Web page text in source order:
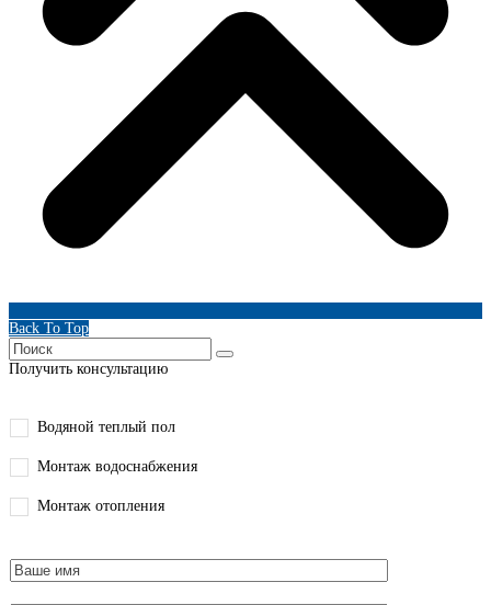
Back To Top
Получить консультацию
Водяной теплый пол
Монтаж водоснабжения
Монтаж отопления